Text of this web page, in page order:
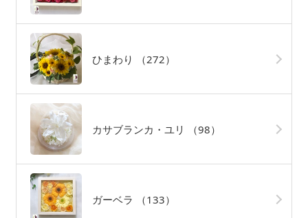
ひまわり （272）
カサブランカ・ユリ （98）
ガーベラ （133）